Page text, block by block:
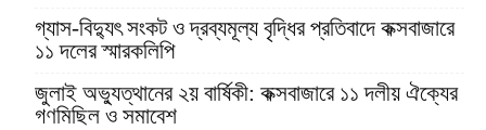
গ্যাস-বিদ্যুৎ সংকট ও দ্রব্যমূল্য বৃদ্ধির প্রতিবাদে কক্সবাজারে
১১ দলের স্মারকলিপি
জুলাই অভ্যুত্থানের ২য় বার্ষিকী: কক্সবাজারে ১১ দলীয় ঐক্যের
গণমিছিল ও সমাবেশ